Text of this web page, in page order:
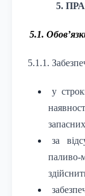
5.
5.1.
5.1.1.
у
за